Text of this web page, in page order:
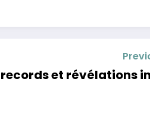
records et révélations